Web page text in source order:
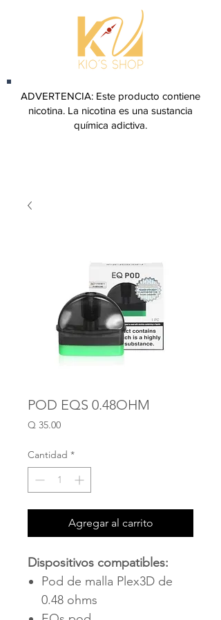
ADVERTENCIA: Este producto contiene
nicotina. La nicotina es una sustancia
química adictiva.
POD EQS 0.48OHM
Q 35.00Precio
Cantidad *
Agregar al carrito
Dispositivos compatibles:
Pod de malla Plex3D de
0.48 ohms